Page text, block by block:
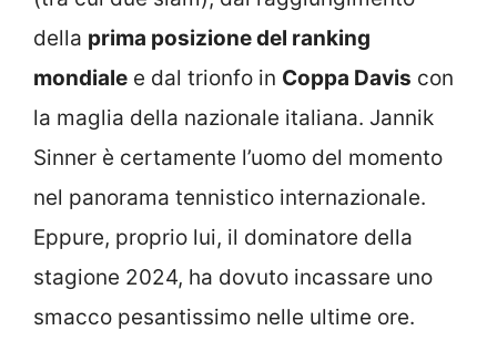
della prima posizione del ranking
mondiale e dal trionfo in Coppa Davis con
la maglia della nazionale italiana. Jannik
Sinner è certamente l’uomo del momento
nel panorama tennistico internazionale.
Eppure, proprio lui, il dominatore della
stagione 2024, ha dovuto incassare uno
smacco pesantissimo nelle ultime ore.